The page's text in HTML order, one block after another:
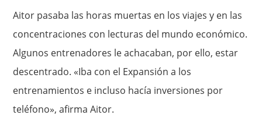
Aitor pasaba las horas muertas en los viajes y en las
concentraciones con lecturas del mundo económico.
Algunos entrenadores le achacaban, por ello, estar
descentrado. «Iba con el Expansión a los
entrenamientos e incluso hacía inversiones por
teléfono», afirma Aitor.